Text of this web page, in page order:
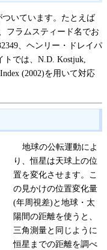
いています。たとえば
フラムスティード名でお
、ヘンリー・ドレイパ
では、N.D. Kostjuk,
(2002)を用いて対応
地球の公転運動によ
り、恒星は天球上の位
置を変化させます。こ
の見かけの位置変化量
(年周視差)と地球・太
陽間の距離を使うと、
三角測量と同じように
恒星までの距離を調べ